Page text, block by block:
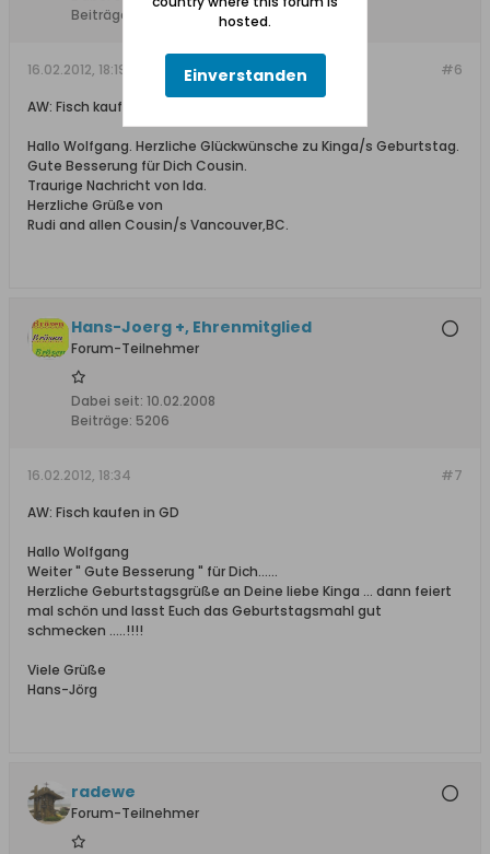
Beiträge:
#6
16.02.2012, 18:19
AW: Fisch kaufen in GD
Hallo Wolfgang. Herzliche Glückwünsche zu Kinga/s Geburtstag.
Gute Besserung für Dich Cousin.
Traurige Nachricht von Ida.
Herzliche Grüße von
Rudi and allen Cousin/s Vancouver,BC.
Hans-Joerg +, Ehrenmitglied
Forum-Teilnehmer
Dabei seit: 10.02.2008
Beiträge: 5206
#7
16.02.2012, 18:34
AW: Fisch kaufen in GD
Hallo Wolfgang
Weiter " Gute Besserung " für Dich......
Herzliche Geburtstagsgrüße an Deine liebe Kinga ... dann feiert
mal schön und lasst Euch das Geburtstagsmahl gut
schmecken .....!!!!
Viele Grüße
Hans-Jörg
radewe
Forum-Teilnehmer
hosted.
Einverstanden